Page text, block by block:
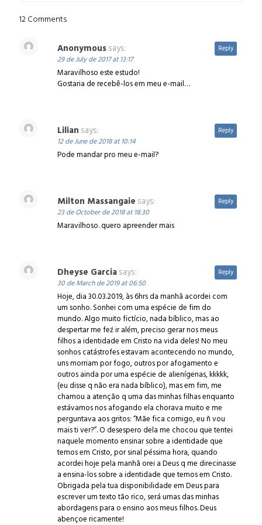
12 Comments
Anonymoussays:
29 de July de 2017 at 13:17
Maravilhoso este estudo!
Gostaria de recebê-los em meu e-mail…
Reply
Lilian says:
12 de June de 2018 at 10:14
Pode mandar pro meu e-mail?
Reply
Milton Massangaie says:
23 de October de 2018 at 18:30
Maravilhoso. quero apreender mais
Reply
Dheyse Garciasays:
30 de March de 2019 at 06:50
Hoje, dia 30.03.2019, às 6hrs da manhã acordei com
um sonho. Sonhei com uma espécie de fim do
mundo. Algo muito fictício, nada bíblico, mas ao
despertar me feź ir além, preciso gerar nos meus
filhos a identidade em Cristo na vida deles! No meu
sonhos catástrofes estavam acontecendo no mundo,
uns morriam por fogo, outros por afogamento e
outros ainda por uma espécie de alienígenas, kkkkk,
(eu disse q não era nada bíblico), mas em fim, me
chamou a atenção q uma das minhas filhas enquanto
estávamos nos afogando ela chorava muito e me
perguntava aos gritos: “Mãe fica comigo, eu ñ vou
mais ti ver?”. O desespero dela me chocou que tentei
naquele momento ensinar sobre a identidade que
temos em Cristo, por sinal péssima hora, quando
acordei hoje pela manhã orei a Deus q me direcinasse
a ensina-los sobre a identidade que temos em Cristo.
Obrigada pela tua disponibilidade em Deus para
escrever um texto tão rico, será umas das minhas
abordagens para o ensino aos meus filhos. Deus
abençoe ricamente!
Reply